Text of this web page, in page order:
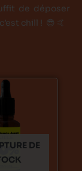
de déposer
chill ! 😎 🤙
DE
Ce
produit
plusieurs
variations.
Les